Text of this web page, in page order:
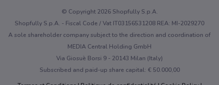
© Copyright 2026 Shopfully S.p.A.
Shopfully S.p.A. - Fiscal Code / Vat IT03156531208 REA: MI-2029270
A sole shareholder company subject to the direction and coordination of
MEDIA Central Holding GmbH
Via Giosuè Borsi 9 - 20143 Milan (Italy)
Subscribed and paid-up share capital: € 50.000,00